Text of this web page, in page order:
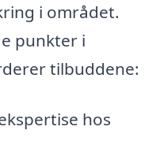
i området.
punkter i
tilbuddene:
hos